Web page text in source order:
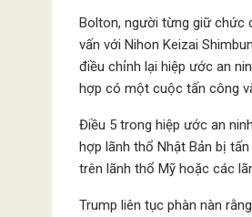
Bolton, người từng giữ chức
vấn với Nihon Keizai
điều chỉnh lại hiệp ước an
hợp có một cuộc tấn công
Điều 5 trong hiệp ước an
hợp lãnh thổ Nhật Bản bị
trên lãnh thổ Mỹ hoặc các
Trump liên tục phàn nàn